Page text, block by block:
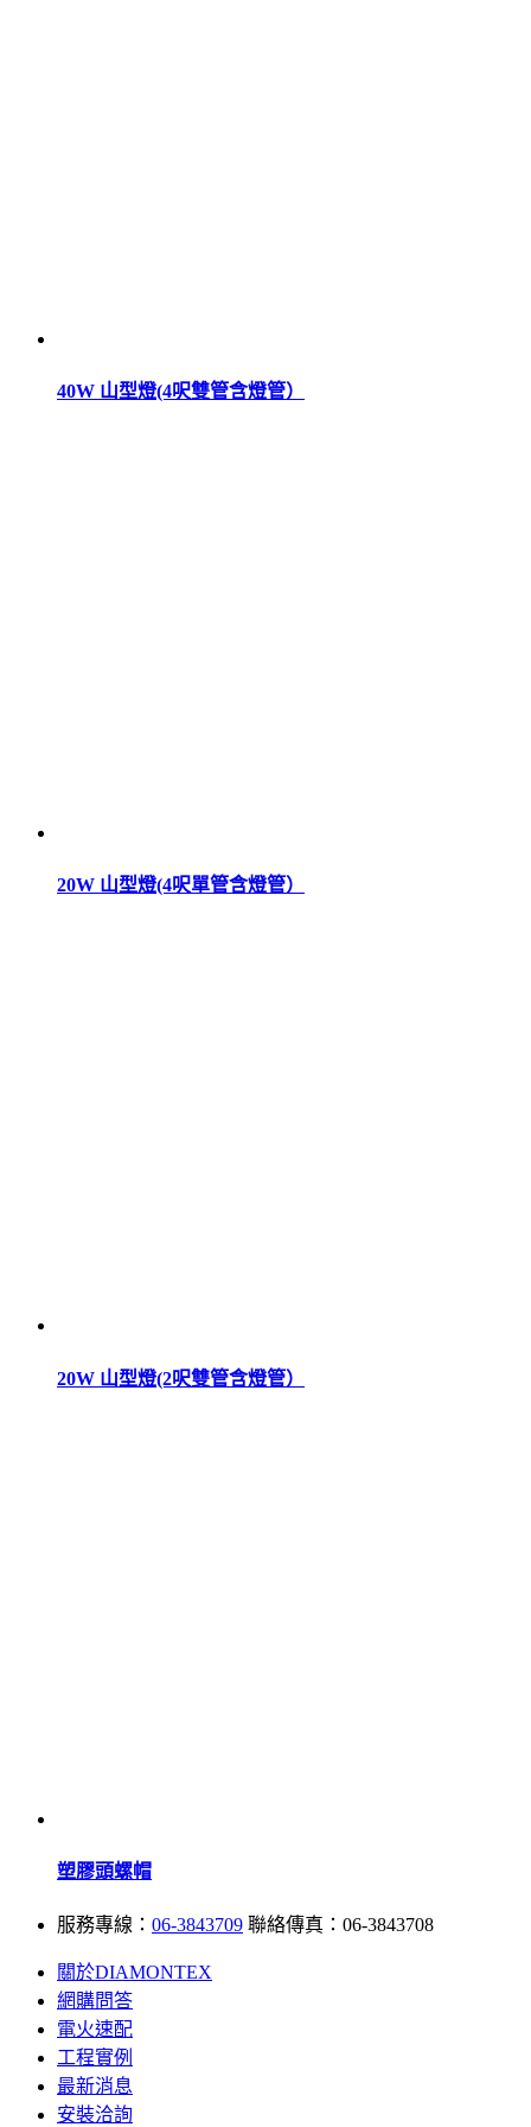
40W 山型燈(4呎雙管含燈管）
20W 山型燈(4呎單管含燈管）
20W 山型燈(2呎雙管含燈管）
塑膠頭螺帽
服務專線： 06-3843709 聯絡傳真：06-3843708
關於DIAMONTEX
網購問答
電火速配
工程實例
最新消息
安裝洽詢